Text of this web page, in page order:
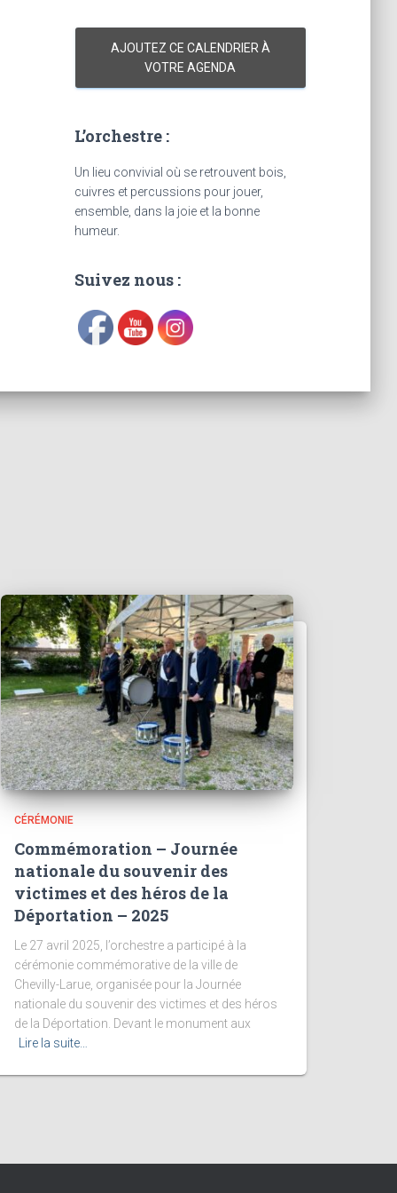
AJOUTEZ CE CALENDRIER À
VOTRE AGENDA
L’orchestre :
Un lieu convivial où se retrouvent bois,
cuivres et percussions pour jouer,
ensemble, dans la joie et la bonne
humeur.
Suivez nous :
CÉRÉMONIE
Commémoration – Journée
nationale du souvenir des
victimes et des héros de la
Déportation – 2025
Le 27 avril 2025, l’orchestre a participé à la
cérémonie commémorative de la ville de
Chevilly-Larue, organisée pour la Journée
nationale du souvenir des victimes et des héros
de la Déportation. Devant le monument aux
Lire la suite…